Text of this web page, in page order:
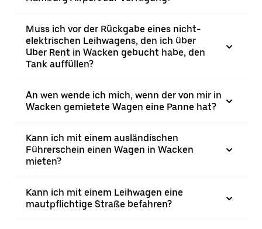
Muss ich vor der Rückgabe eines nicht-
elektrischen Leihwagens, den ich über
Uber Rent in Wacken gebucht habe, den
Tank auffüllen?
An wen wende ich mich, wenn der von mir in
Wacken gemietete Wagen eine Panne hat?
Kann ich mit einem ausländischen
Führerschein einen Wagen in Wacken
mieten?
Kann ich mit einem Leihwagen eine
mautpflichtige Straße befahren?